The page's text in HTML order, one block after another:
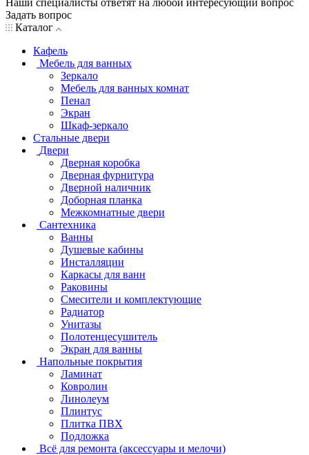
Задать вопрос
Каталог
Кафель
Мебель для ванных
Зеркало
Мебель для ванных комнат
Пенал
Экран
Шкаф-зеркало
Стальные двери
Двери
Дверная коробка
Дверная фурнитура
Дверной наличник
Доборная планка
Межкомнатные двери
Сантехника
Ванны
Душевые кабины
Инсталляции
Каркасы для ванн
Раковины
Смесители и комплектующие
Радиатор
Унитазы
Полотенцесушитель
Экран для ванны
Напольные покрытия
Ламинат
Ковролин
Линолеум
Плинтус
Плитка ПВХ
Подложка
Всё для ремонта (аксессуары и мелочи)